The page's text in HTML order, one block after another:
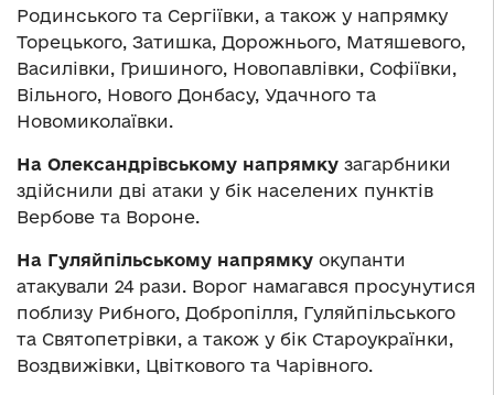
Родинського та Сергіївки, а також у напрямку
Торецького, Затишка, Дорожнього, Матяшевого,
Василівки, Гришиного, Новопавлівки, Софіївки,
Вільного, Нового Донбасу, Удачного та
Новомиколаївки.
На Олександрівському напрямку загарбники
здійснили дві атаки у бік населених пунктів
Вербове та Вороне.
На Гуляйпільському напрямку окупанти
атакували 24 рази. Ворог намагався просунутися
поблизу Рибного, Добропілля, Гуляйпільського
та Святопетрівки, а також у бік Староукраїнки,
Воздвижівки, Цвіткового та Чарівного.